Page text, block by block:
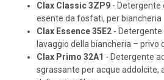
Clax Classic 3ZP9 - Detergente
esente da fosfati, per biancheria
Clax Essence 35E2 - Detergente
lavaggio della biancheria – privo
Clax Primo 32A1 - Detergente
sgrassante per acque addolcite,